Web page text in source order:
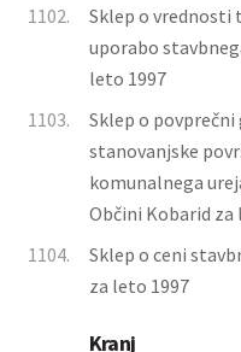
1102.
Sklep o vrednosti
uporabo
leto 1997
1103.
Sklep o
stanovanjske
komunalnega
Občini Kobarid za
1104.
Sklep o ceni
za leto 1997
Kranj